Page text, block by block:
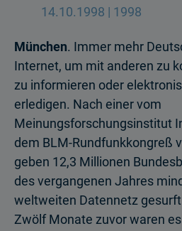
14.10.1998 | 1998
München. Immer mehr
Internet, um mit anderen zu
zu informieren oder
erledigen. Nach einer vom
Meinungsforschungsinstitut
dem BLM-Rundfunkkongreß
geben 12,3 Millionen
des vergangenen Jahres
weltweiten Datennetz
Zwölf Monate zuvor waren